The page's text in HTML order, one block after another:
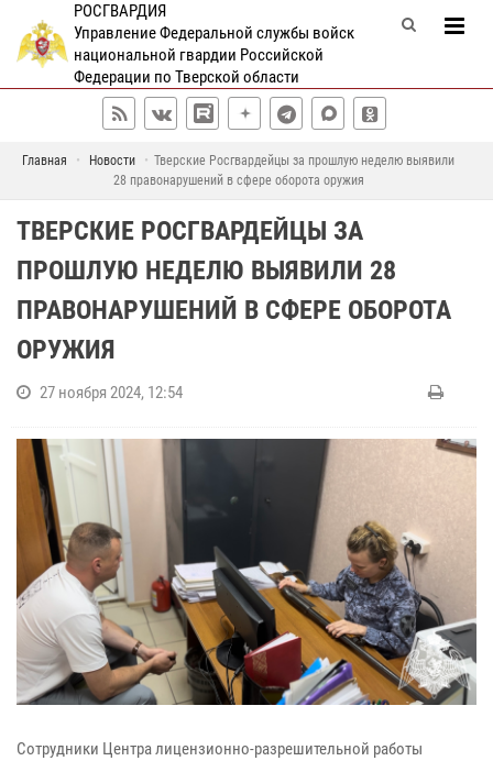
РОСГВАРДИЯ
Управление Федеральной службы войск
национальной гвардии Российской
Федерации по Тверской области
Главная Новости
Тверские Росгвардейцы за прошлую неделю выявили
28 правонарушений в сфере оборота оружия
ТВЕРСКИЕ РОСГВАРДЕЙЦЫ ЗА
ПРОШЛУЮ НЕДЕЛЮ ВЫЯВИЛИ 28
ПРАВОНАРУШЕНИЙ В СФЕРЕ ОБОРОТА
ОРУЖИЯ
27 ноября 2024, 12:54
Сотрудники Центра лицензионно-разрешительной работы